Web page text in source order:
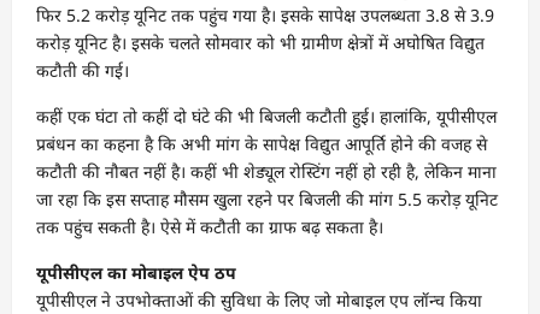
फिर 5.2 करोड़ यूनिट तक पहुंच गया है। इसके सापेक्ष उपलब्धता 3.8 से 3.9
करोड़ यूनिट है। इसके चलते सोमवार को भी ग्रामीण क्षेत्रों में अघोषित विद्युत
कटौती की गई।
कहीं एक घंटा तो कहीं दो घंटे की भी बिजली कटौती हुई। हालांकि, यूपीसीएल
प्रबंधन का कहना है कि अभी मांग के सापेक्ष विद्युत आपूर्ति होने की वजह से
कटौती की नौबत नहीं है। कहीं भी शेड्यूल रोस्टिंग नहीं हो रही है, लेकिन माना
जा रहा कि इस सप्ताह मौसम खुला रहने पर बिजली की मांग 5.5 करोड़ यूनिट
तक पहुंच सकती है। ऐसे में कटौती का ग्राफ बढ़ सकता है।
यूपीसीएल का मोबाइल ऐप ठप
यूपीसीएल ने उपभोक्ताओं की सुविधा के लिए जो मोबाइल एप लॉन्च किया